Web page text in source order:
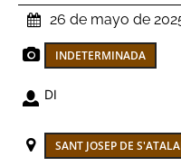
26 de mayo de
INDETERMINADA
DI
SANT JOSEP DE